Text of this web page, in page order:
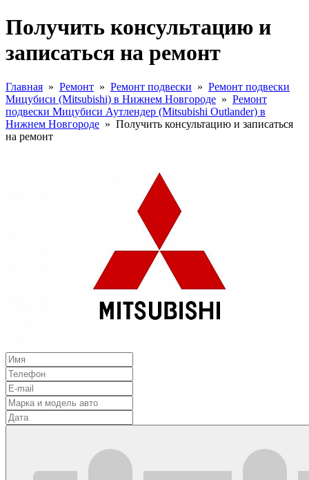
Получить консультацию и
записаться на ремонт
Главная » Ремонт » Ремонт подвески » Ремонт подвески
Мицубиси (Mitsubishi) в Нижнем Новгороде » Ремонт
подвески Мицубиси Аутлендер (Mitsubishi Outlаnder) в
Нижнем Новгороде » Получить консультацию и записаться
на ремонт